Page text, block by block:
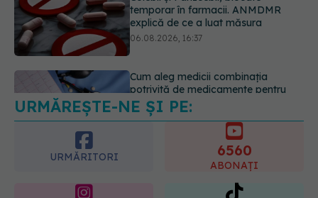
potrivită de medicamente pentru
hipertensiune. De ce doi pacienți cu
aceeași tensiune pot primi
Mii de angajați din Sănătate ar
putea primi salarii mai mari.
Sindicatele cer schimbarea legii
URMĂREȘTE-NE ȘI PE:
URMĂRITORI 6560
ABONAȚI
365 1401